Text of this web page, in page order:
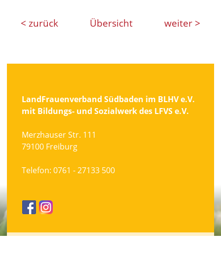
< zurück Übersicht weiter >
LandFrauenverband Südbaden im BLHV e.V.
mit Bildungs- und Sozialwerk des LFVS e.V.
Merzhauser Str. 111
79100 Freiburg
Telefon:0761 - 27133 500